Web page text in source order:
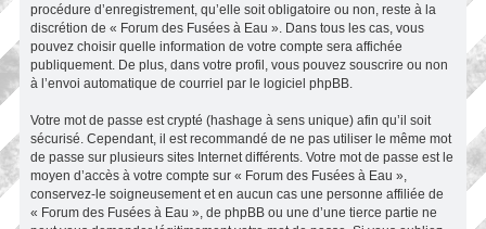
procédure d’enregistrement, qu’elle soit obligatoire ou non, reste à la
discrétion de « Forum des Fusées à Eau ». Dans tous les cas, vous
pouvez choisir quelle information de votre compte sera affichée
publiquement. De plus, dans votre profil, vous pouvez souscrire ou non
à l’envoi automatique de courriel par le logiciel phpBB.
Votre mot de passe est crypté (hashage à sens unique) afin qu’il soit
sécurisé. Cependant, il est recommandé de ne pas utiliser le même mot
de passe sur plusieurs sites Internet différents. Votre mot de passe est le
moyen d’accès à votre compte sur « Forum des Fusées à Eau »,
conservez-le soigneusement et en aucun cas une personne affiliée de
« Forum des Fusées à Eau », de phpBB ou une d’une tierce partie ne